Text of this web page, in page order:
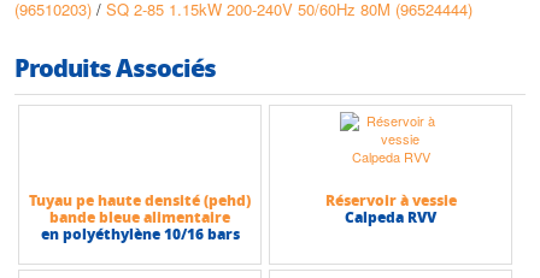
(96510203) / SQ 2-85 1.15kW 200-240V 50/60Hz 80M (96524444)
Produits Associés
Tuyau pe haute densité (pehd)
bande bleue alimentaire
en polyéthylène 10/16 bars
Réservoir à vessie
Calpeda RVV